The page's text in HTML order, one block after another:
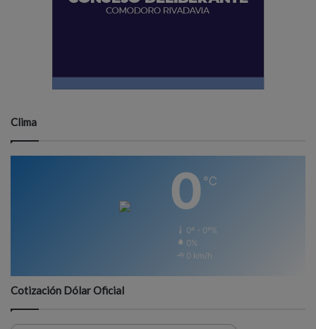
Clima
0 ℃
0º - 0º%
0%
0 km/h
Cotización Dólar Oficial